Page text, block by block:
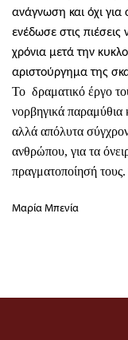
ανάγνωση και όχι
ενέδωσε στις
χρόνια μετά την
αριστούργημα της
Το δραματικό έργο
νορβηγικά παραμύθια
αλλά απόλυτα
ανθρώπου, για τα
πραγματοποίησή
Μαρία Μπενία